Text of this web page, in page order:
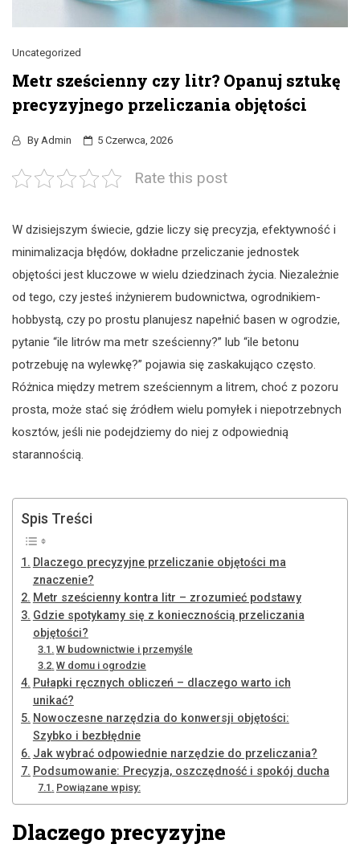
Uncategorized
Metr sześcienny czy litr? Opanuj sztukę
precyzyjnego przeliczania objętości
By Admin 5 Czerwca, 2026
Rate this post
W dzisiejszym świecie, gdzie liczy się precyzja, efektywność i
minimalizacja błędów, dokładne przeliczanie jednostek
objętości jest kluczowe w wielu dziedzinach życia. Niezależnie
od tego, czy jesteś inżynierem budownictwa, ogrodnikiem-
hobbystą, czy po prostu planujesz napełnić basen w ogrodzie,
pytanie “ile litrów ma metr sześcienny?” lub “ile betonu
potrzebuję na wylewkę?” pojawia się zaskakująco często.
Różnica między metrem sześciennym a litrem, choć z pozoru
prosta, może stać się źródłem wielu pomyłek i niepotrzebnych
kosztów, jeśli nie podejdziemy do niej z odpowiednią
starannością.
Spis Treści
Dlaczego precyzyjne przeliczanie objętości ma
znaczenie?
Metr sześcienny kontra litr – zrozumieć podstawy
Gdzie spotykamy się z koniecznością przeliczania
objętości?
W budownictwie i przemyśle
W domu i ogrodzie
Pułapki ręcznych obliczeń – dlaczego warto ich
unikać?
Nowoczesne narzędzia do konwersji objętości:
Szybko i bezbłędnie
Jak wybrać odpowiednie narzędzie do przeliczania?
Podsumowanie: Precyzja, oszczędność i spokój ducha
Powiązane wpisy:
Dlaczego precyzyjne